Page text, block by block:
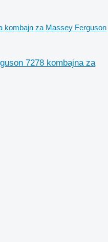
kombajn za Massey Ferguson
7278 kombajna za